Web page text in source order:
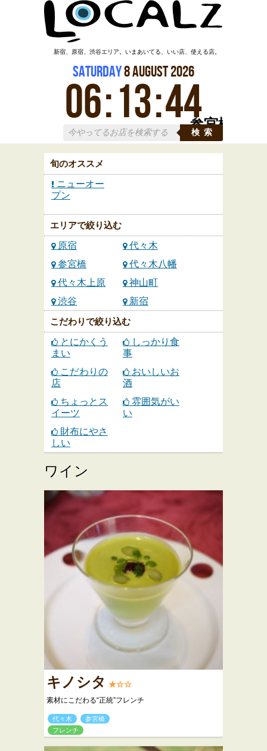
参宮橋
新宿、原宿、渋谷エリア。いまあいてる、いい店、使える店。
Saturday8August2026
06:13:45
検索
旬のオススメ
ニューオー
プン
エリアで絞り込む
原宿
代々木
参宮橋
代々木八幡
代々木上原
神山町
渋谷
新宿
こだわりで絞り込む
とにかくう
まい
しっかり食
事
こだわりの
店
おいしいお
酒
ちょっとス
イーツ
雰囲気がい
い
財布にやさ
しい
ワイン
キノシタ ★☆☆
素材にこだわる“正統”フレンチ
代々木
参宮橋
フレンチ